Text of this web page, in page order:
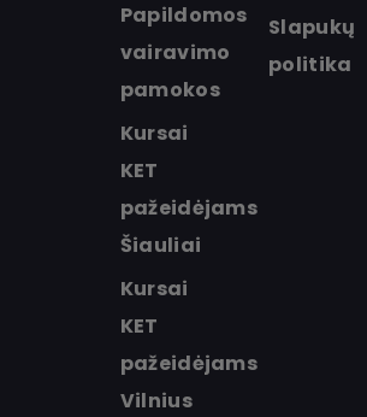
Papildomos
vairavimo
pamokos
Kursai
KET
pažeidėjams
Šiauliai
Kursai
KET
pažeidėjams
Vilnius
Slapukų
politika